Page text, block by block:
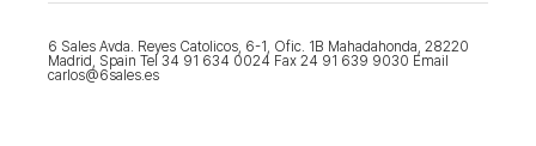
6 Sales Avda. Reyes Catolicos, 6-1, Ofic. 1B Mahadahonda, 28220
Madrid, Spain Tel 34 91 634 0024 Fax 24 91 639 9030 Email
carlos@6sales.es